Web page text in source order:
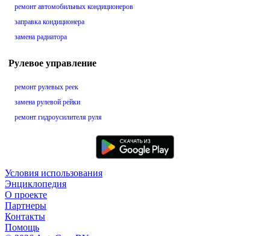
ремонт автомобильных кондиционеров
заправка кондиционера
замена радиатора
Рулевое управление
ремонт рулевых реек
замена рулевой рейки
ремонт гидроусилителя руля
Условия использования
Энциклопедия
О проекте
Партнеры
Контакты
Помощь